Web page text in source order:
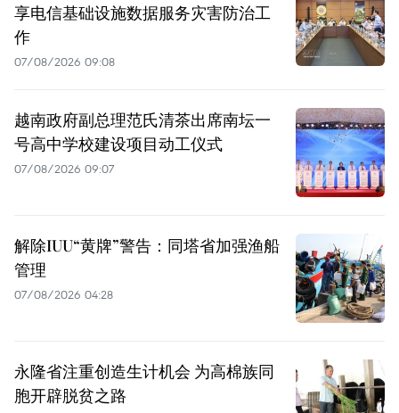
享电信基础设施数据服务灾害防治工
作
07/08/2026 09:08
越南政府副总理范氏清茶出席南坛一
号高中学校建设项目动工仪式
07/08/2026 09:07
解除IUU“黄牌”警告：同塔省加强渔船
管理
07/08/2026 04:28
永隆省注重创造生计机会 为高棉族同
胞开辟脱贫之路